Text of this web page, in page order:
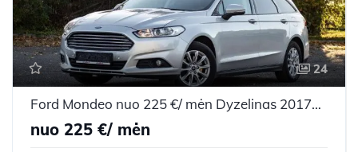
24
Ford Mondeo nuo 225 €/ mėn Dyzelinas 2017m. Universalas Mechaninė
nuo 225 €/ mėn